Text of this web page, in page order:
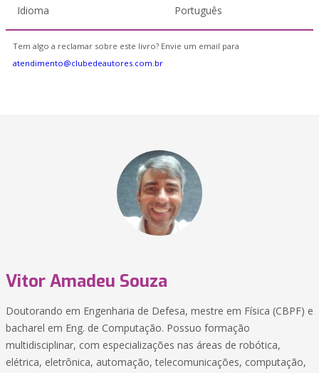
Idioma Português
Tem algo a reclamar sobre este livro? Envie um email para
atendimento@clubedeautores.com.br
Vitor Amadeu Souza
Doutorando em Engenharia de Defesa, mestre em Física (CBPF) e
bacharel em Eng. de Computação. Possuo formação
multidisciplinar, com especializações nas áreas de robótica,
elétrica, eletrônica, automação, telecomunicações, computação,